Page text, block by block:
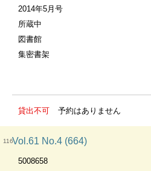
2014年5月号
所蔵中
図書館
集密書架
貸出不可 予約はありません
116Vol.61 No.4 (664)
5008658